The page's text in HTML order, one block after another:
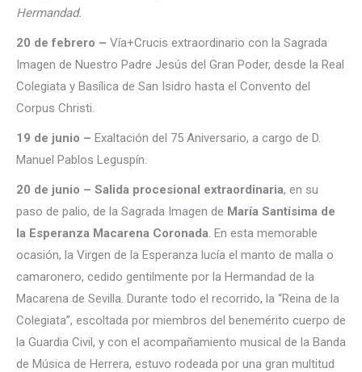
Hermandad.
20 de febrero – Vía+Crucis extraordinario con la Sagrada
Imagen de Nuestro Padre Jesús del Gran Poder, desde la Real
Colegiata y Basílica de San Isidro hasta el Convento del
Corpus Christi.
19 de junio – Exaltación del 75 Aniversario, a cargo de D.
Manuel Pablos Leguspín.
20 de junio – Salida procesional extraordinaria, en su
paso de palio, de la Sagrada Imagen de María Santísima de
la Esperanza Macarena Coronada. En esta memorable
ocasión, la Virgen de la Esperanza lucía el manto de malla o
camaronero, cedido gentilmente por la Hermandad de la
Macarena de Sevilla. Durante todo el recorrido, la “Reina de la
Colegiata”, escoltada por miembros del benemérito cuerpo de
la Guardia Civil, y con el acompañamiento musical de la Banda
de Música de Herrera, estuvo rodeada por una gran multitud